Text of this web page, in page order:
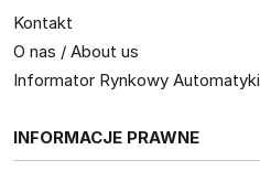
Kontakt
O nas / About us
Informator Rynkowy Automatyki
INFORMACJE PRAWNE